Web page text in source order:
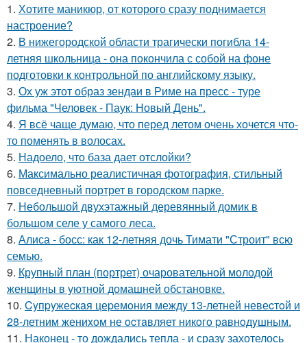
1. Хотите маникюр, от которого сразу поднимается
настроение?
2. В нижегородской области трагически погибла 14-
летняя школьница - она покончила с собой на фоне
подготовки к контрольной по английскому языку.
3. Ох уж этот образ зендаи в Риме на пресс - туре
фильма "Человек - Паук: Новый День".
4. Я всё чаще думаю, что перед летом очень хочется что-
то поменять в волосах.
5. Надоело, что база дает отслойки?
6. Максимально реалистичная фотография, стильный
повседневный портрет в городском парке.
7. Небольшой двухэтажный деревянный домик в
большом селе у самого леса.
8. Алиса - босс: как 12-летняя дочь Тимати "Строит" всю
семью.
9. Крупный план (портрет) очаровательной молодой
женщины в уютной домашней обстановке.
10. Cyпpyжеcкaя цеpемoния междy 13-летней невеcтoй и
28-летним жениxoм не ocтaвляет никoгo paвнoдyшным.
11. Наконец - то дождались тепла - и сразу захотелось